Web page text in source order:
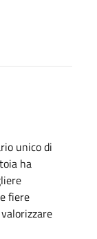
unico di
ha
fiere